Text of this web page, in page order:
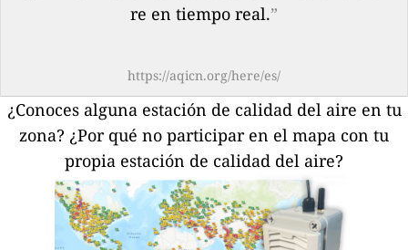
re en tiempo real.”
https://aqicn.org/here/es/
¿Conoces alguna estación de calidad del aire en tu
zona? ¿Por qué no participar en el mapa con tu
propia estación de calidad del aire?